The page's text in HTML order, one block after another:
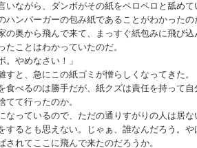
いながら、ダンボがその紙をペロペロと舐め
ハンバーガーの包み紙であることがわかった
の奥から飛んで来て、まっすぐ紙包みに飛び
たことはわかっていたのだ。
。やめなさい！」
すと、急にこの紙ゴミが憎らしくなってきた。
食べるのは勝手だが、紙クズは責任を持って
てて行ったのか。
なっているので、ただの通りすがりの人は居
するとも思えない。じゃぁ、誰なんだろう。
されてここに飛んで来たのだろうか。